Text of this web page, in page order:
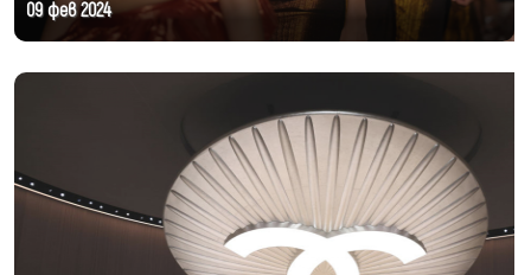
09 фев 2024